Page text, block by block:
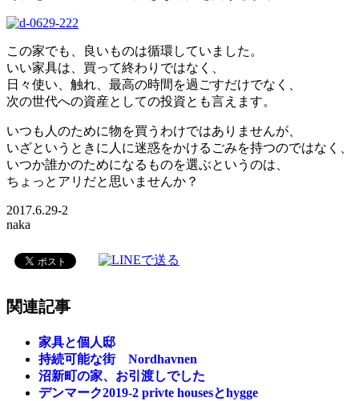
この家でも、良いものは循環していました。
いい家具は、買って終わりではなく、
日々使い、触れ、最高の時間を過ごすだけでなく、
次の世代への資産としての投資とも言えます。
いつも人のために物を買うわけではありませんが、
いざというときに人に迷惑をかけるごみを持つのではなく、
いつか誰かのためになるものを選ぶというのは、
ちょっとアリだと思いませんか？
2017.6.29-2
naka
関連記事
家具と個人邸
持続可能な街 Nordhavnen
沼新町の家、お引渡しでした
デンマーク2019-2 privte housesとhygge